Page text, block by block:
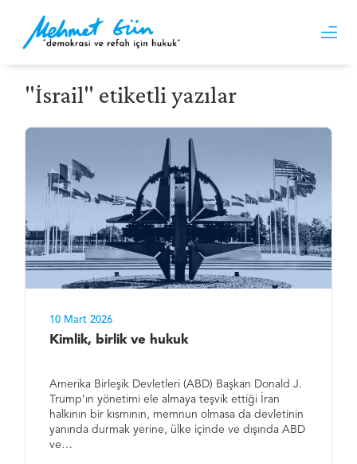
"İsrail" etiketli yazılar
10 Mart 2026
Kimlik, birlik ve hukuk
Amerika Birleşik Devletleri (ABD) Başkan Donald J.
Trump’ın yönetimi ele almaya teşvik ettiği İran
halkının bir kısmının, memnun olmasa da devletinin
yanında durmak yerine, ülke içinde ve dışında ABD
ve…